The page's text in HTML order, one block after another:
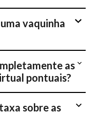
vaquinha
as
pontuais?
sobre as